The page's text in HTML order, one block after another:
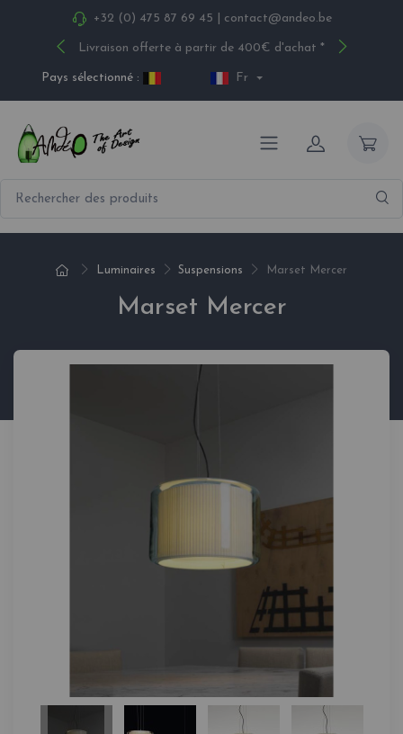
+32 (0) 475 87 69 45 contact@andeo.be
Livraison offerte à partir de 400€ d'achat *
Pays sélectionné : Fr
Luminaires Suspensions Marset Mercer
Marset Mercer